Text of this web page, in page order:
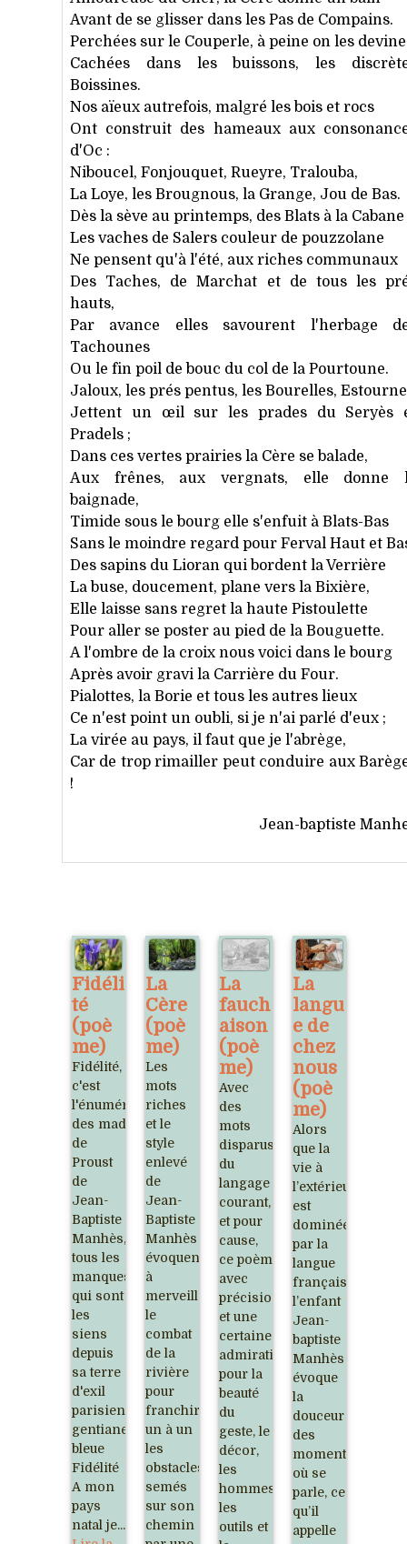
Avant de se glisser dans les Pas de Compains.
Perchées sur le Couperle, à peine on les devine
Cachées dans les buissons, les
Boissines.
Nos aïeux autrefois, malgré les bois et rocs
Ont construit des hameaux aux
d'Oc :
Niboucel, Fonjouquet, Rueyre, Tralouba,
La Loye, les Brougnous, la Grange, Jou de Bas.
Dès la sève au printemps, des Blats à la Cabane
Les vaches de Salers couleur de pouzzolane
Ne pensent qu'à l'été, aux riches communaux
Des Taches, de Marchat et de tous les
hauts,
Par avance elles savourent l'herbage
Tachounes
Ou le fin poil de bouc du col de la Pourtoune.
Jaloux, les prés pentus, les Bourelles,
Jettent un œil sur les prades du Seryès
Pradels ;
Dans ces vertes prairies la Cère se balade,
Aux frênes, aux vergnats, elle donne
baignade,
Timide sous le bourg elle s'enfuit à Blats-Bas
Sans le moindre regard pour Ferval Haut et
Des sapins du Lioran qui bordent la Verrière
La buse, doucement, plane vers la Bixière,
Elle laisse sans regret la haute Pistoulette
Pour aller se poster au pied de la Bouguette.
A l'ombre de la croix nous voici dans le bourg
Après avoir gravi la Carrière du Four.
Pialottes, la Borie et tous les autres lieux
Ce n'est point un oubli, si je n'ai parlé d'eux ;
La virée au pays, il faut que je l'abrège,
Car de trop rimailler peut conduire aux
!
Jean-baptiste
Fidéli
té
(poè
me)
Fidélité,
c'est
l'énumération
des madeleines
de
Proust
de
Jean-
Baptiste
Manhès,
tous les
manques
qui sont
les
siens
depuis
sa terre
d'exil
parisienne.
gentiane
bleue
Fidélité
A mon
pays
natal je...
La
Cère
(poè
me)
Les
mots
riches
et le
style
enlevé
de
Jean-
Baptiste
Manhès
évoquent
à
merveille
le
combat
de la
rivière
pour
franchir
un à un
les
obstacles
semés
sur son
chemin
La
fauch
aison
(poè
me)
Avec
des
mots
disparus
du
langage
courant,
et pour
cause,
ce poème décrit,
avec
précision
et une
certaine
admiration
pour la
beauté
du
geste, le
décor,
les
hommes,
les
outils et
La
langu
e de
chez
nous
(poè
me)
Alors
que la
vie à
l’extérieur
est
dominée
par la
langue
française,
l’enfant
Jean-
baptiste
Manhès
évoque
la
douceur
des
moments
où se
parle, ce
qu’il
appelle